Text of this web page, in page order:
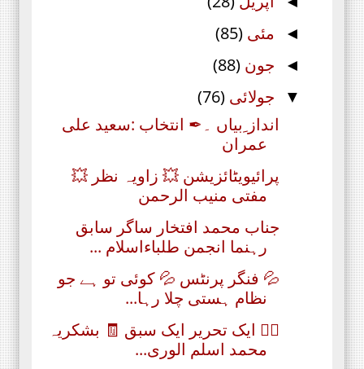
◄ مئی (85)
◄ جون (88)
▼ جولائی (76)
انداز ِبیاں ۔✒ انتخاب :سعید علی
عمران
پرائیویٹائزیشن 💥 زاویہ نظر 💥
مفتی منیب الرحمن
جناب محمد افتخار ساگر سابق
رہنما انجمن طلباءاسلام ...
💦 فنگر پرنٹس 💦 کوئی تو ہے جو
نظام ہستی چلا رہا...
✍🏻 ایک تحریر ایک سبق 🧾 بشکریہ
محمد اسلم الوری...